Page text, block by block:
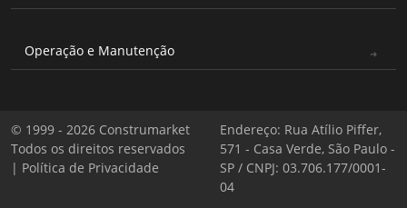
Operação e Manutenção
© 1999 - 2026 Construmarket
Todos os direitos reservados
| Política de Privacidade
Endereço: Rua Atílio Piffer,
571 - Casa Verde, São Paulo -
SP / CNPJ: 03.706.177/0001-
04